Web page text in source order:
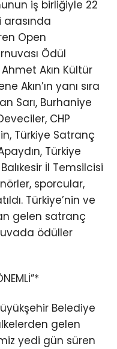
iş birliğiyle 22
Open
Ödül
Akın Kültür
Akın’ın yanı sıra
Sarı, Burhaniye
CHP
Türkiye Satranç
Türkiye
İl Temsilcisi
sporcular,
Türkiye’nin ve
gelen satranç
ödüller
Belediye
gelen
yedi gün süren